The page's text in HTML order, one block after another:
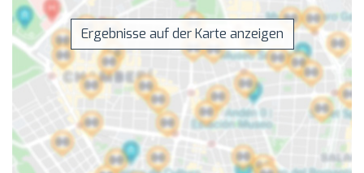
Ergebnisse auf der Karte anzeigen